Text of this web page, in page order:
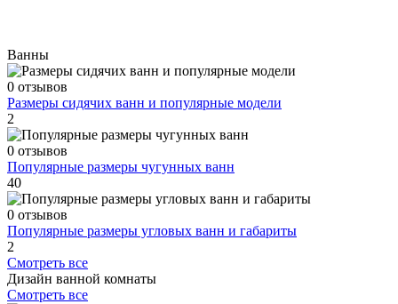
Ванны
0 отзывов
Размеры сидячих ванн и популярные модели
2
0 отзывов
Популярные размеры чугунных ванн
40
0 отзывов
Популярные размеры угловых ванн и габариты
2
Смотреть все
Дизайн ванной комнаты
Смотреть все